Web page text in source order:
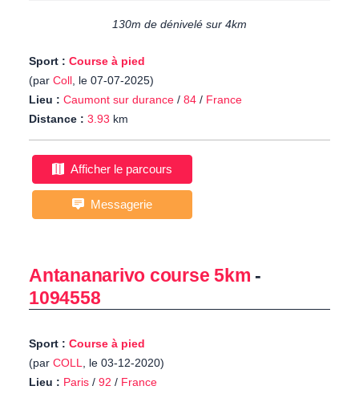
130m de dénivelé sur 4km
Sport : Course à pied
(par Coll, le 07-07-2025)
Lieu : Caumont sur durance / 84 / France
Distance : 3.93 km
Afficher le parcours
Messagerie
Antananarivo course 5km -
1094558
Sport : Course à pied
(par COLL, le 03-12-2020)
Lieu : Paris / 92 / France